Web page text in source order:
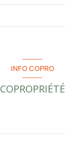
INFO COPRO
COPROPRIÉTÉ